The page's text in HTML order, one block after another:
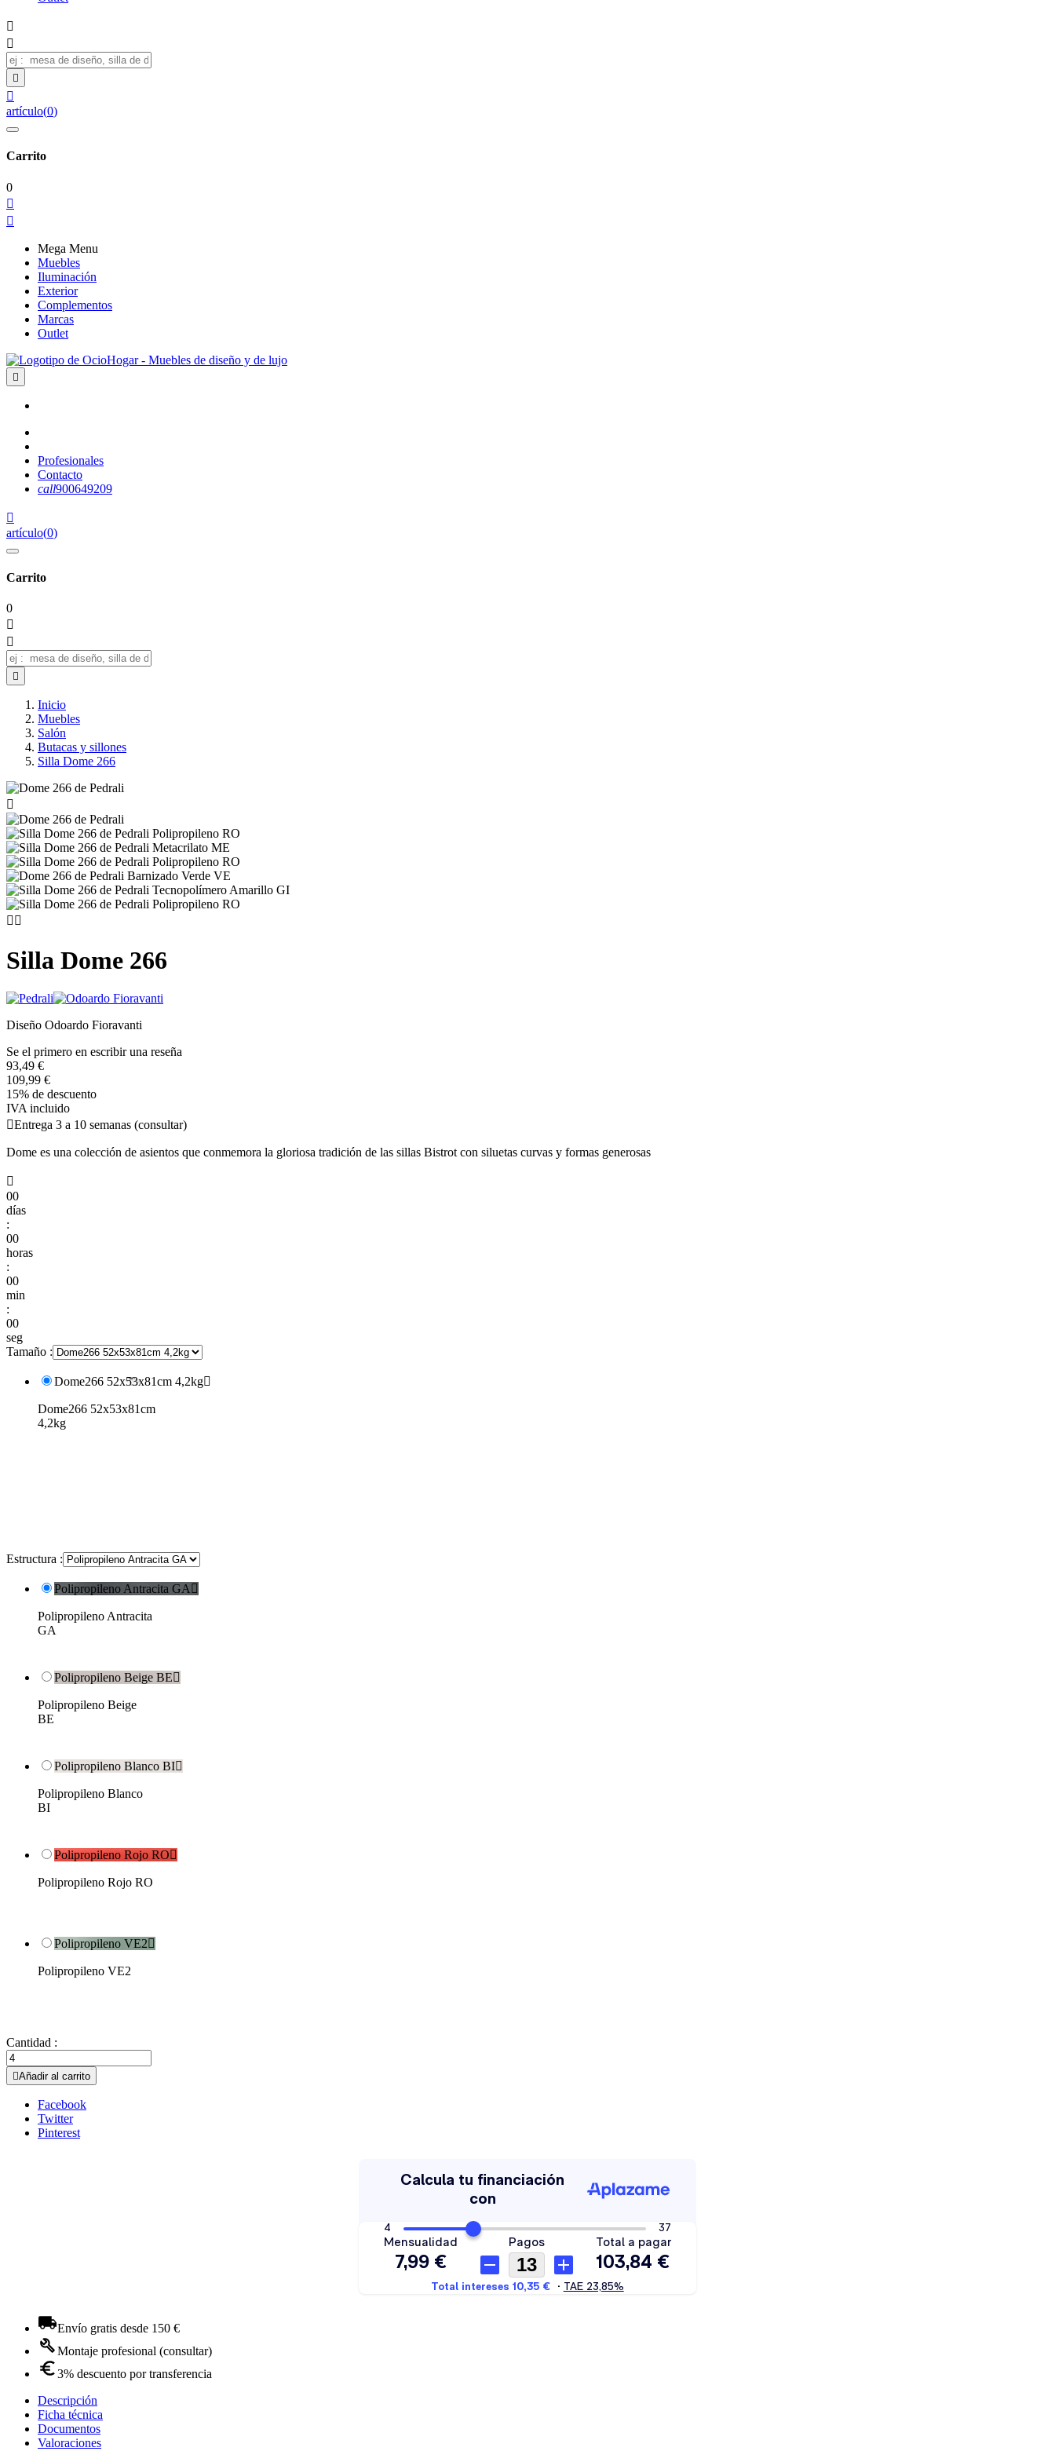




artículo(0)
Carrito
0


Mega Menu
Muebles
Iluminación
Exterior
Complementos
Marcas
Outlet

Profesionales
Contacto
call900649209

artículo(0)
Carrito
0



Inicio
Muebles
Salón
Butacas y sillones
Silla Dome 266

 
Silla Dome 266
Diseño Odoardo Fioravanti
Se el primero en escribir una reseña
93,49 €
109,99 €
15% de descuento
IVA incluido
Entrega 3 a 10 semanas (consultar)
Dome es una colección de asientos que conmemora la gloriosa tradición de las sillas Bistrot con siluetas curvas y formas generosas

00
días
:
00
horas
:
00
min
:
00
seg
Tamaño :
Dome266 52x53x81cm 4,2kg
Dome266 52x53x81cm
4,2kg
Estructura :
Polipropileno Antracita GA 
Polipropileno Antracita
GA
Polipropileno Beige BE
Polipropileno Beige
BE
Polipropileno Blanco BI
Polipropileno Blanco
BI
Polipropileno Rojo RO
Polipropileno Rojo RO
Polipropileno VE2
Polipropileno VE2
Cantidad :
Añadir al carrito
Facebook
Twitter
Pinterest
Envío gratis desde 150 €
Montaje profesional (consultar)
3% descuento por transferencia
Descripción
Ficha técnica
Documentos
Valoraciones